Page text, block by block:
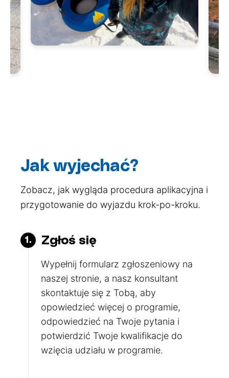
Jak wyjechać?
Zobacz, jak wygląda procedura aplikacyjna i
przygotowanie do wyjazdu krok-po-kroku.
1. Zgłoś się
Wypełnij formularz zgłoszeniowy na
naszej stronie, a nasz konsultant
skontaktuje się z Tobą, aby
opowiedzieć więcej o programie,
odpowiedzieć na Twoje pytania i
potwierdzić Twoje kwalifikacje do
wzięcia udziału w programie.